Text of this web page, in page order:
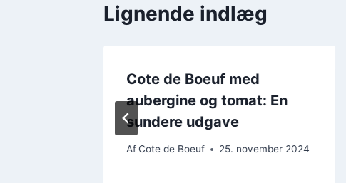
Lignende indlæg
Cote de Boeuf med
aubergine og tomat: En
sundere udgave
AfCote de Boeuf 25. november 2024